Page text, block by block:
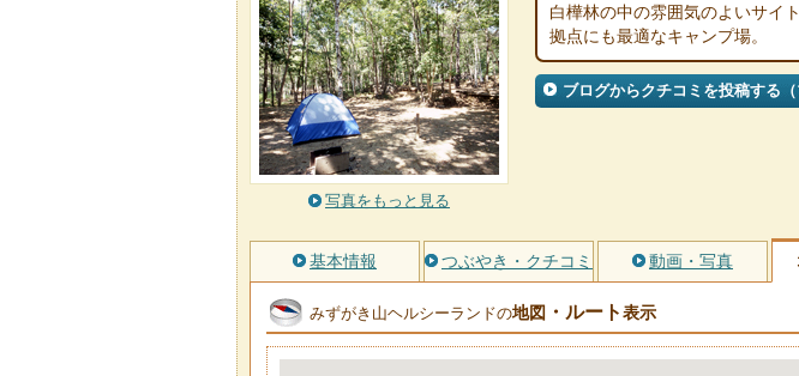
写真をもっと見る
白樺林の中の雰囲気のよいサイ
拠点にも最適なキャンプ場。
ブログからクチコミを投稿する（
基本情報 つぶやき・クチコミ 動画・写真
みずがき山ヘルシーランドの地図 ・ルート表示